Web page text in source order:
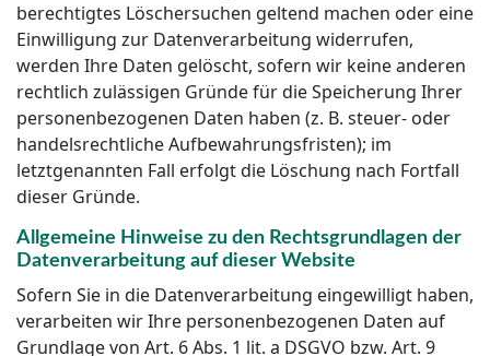
berechtigtes Löschersuchen geltend machen oder eine
Einwilligung zur Datenverarbeitung widerrufen,
werden Ihre Daten gelöscht, sofern wir keine anderen
rechtlich zulässigen Gründe für die Speicherung Ihrer
personenbezogenen Daten haben (z. B. steuer- oder
handelsrechtliche Aufbewahrungsfristen); im
letztgenannten Fall erfolgt die Löschung nach Fortfall
dieser Gründe.
Allgemeine Hinweise zu den Rechtsgrundlagen der
Datenverarbeitung auf dieser Website
Sofern Sie in die Datenverarbeitung eingewilligt haben,
verarbeiten wir Ihre personenbezogenen Daten auf
Grundlage von Art. 6 Abs. 1 lit. a DSGVO bzw. Art. 9